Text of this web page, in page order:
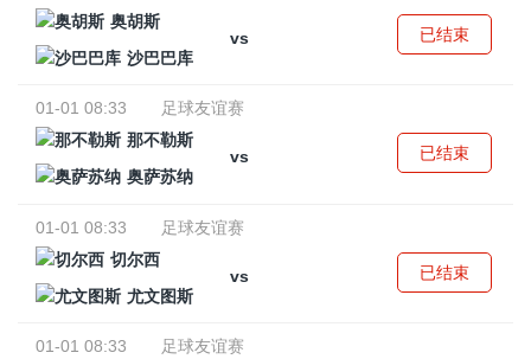
奥胡斯
vs
沙巴巴库
已结束
01-01 08:33
足球友谊赛
那不勒斯
vs
奥萨苏纳
已结束
01-01 08:33
足球友谊赛
切尔西
vs
尤文图斯
已结束
01-01 08:33 足球友谊赛